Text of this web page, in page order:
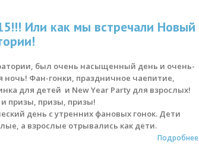
Или как мы встречали Новый
был очень насыщенный день и очень-
Фан-гонки, праздничное чаепитие,
для детей и New Year Party для взрослых!
призы, призы, призы!
день с утренних фановых гонок. Дети
а взрослые отрывались как дети.
Подробнее